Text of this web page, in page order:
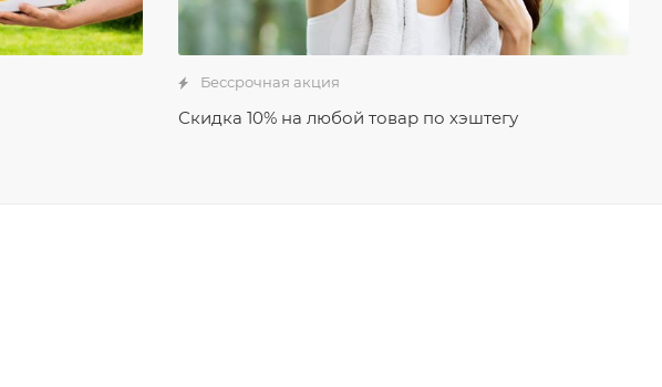
Бессрочная акция
Скидка 10% на любой товар по хэштегу